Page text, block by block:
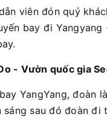
viên đón quý
bay đi
- Vườn quốc gia
YangYang, đoàn
sau đó đoàn đi